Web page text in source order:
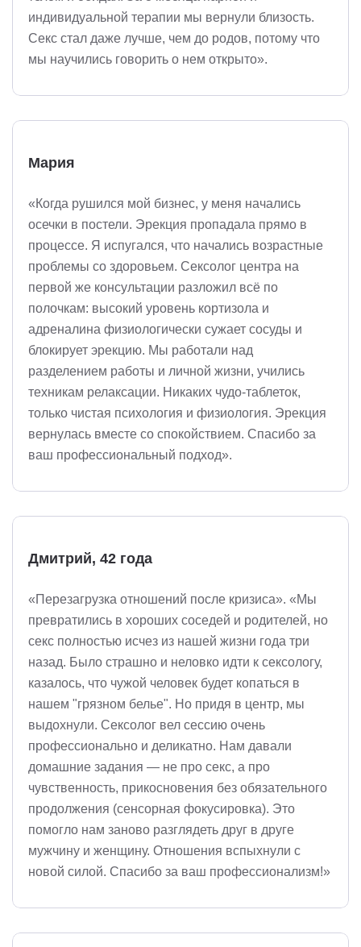
индивидуальной терапии мы вернули близость.
Секс стал даже лучше, чем до родов, потому что
мы научились говорить о нем открыто».
Мария
«Когда рушился мой бизнес, у меня начались
осечки в постели. Эрекция пропадала прямо в
процессе. Я испугался, что начались возрастные
проблемы со здоровьем. Сексолог центра на
первой же консультации разложил всё по
полочкам: высокий уровень кортизола и
адреналина физиологически сужает сосуды и
блокирует эрекцию. Мы работали над
разделением работы и личной жизни, учились
техникам релаксации. Никаких чудо-таблеток,
только чистая психология и физиология. Эрекция
вернулась вместе со спокойствием. Спасибо за
ваш профессиональный подход».
Дмитрий, 42 года
«Перезагрузка отношений после кризиса». «Мы
превратились в хороших соседей и родителей, но
секс полностью исчез из нашей жизни года три
назад. Было страшно и неловко идти к сексологу,
казалось, что чужой человек будет копаться в
нашем "грязном белье". Но придя в центр, мы
выдохнули. Сексолог вел сессию очень
профессионально и деликатно. Нам давали
домашние задания — не про секс, а про
чувственность, прикосновения без обязательного
продолжения (сенсорная фокусировка). Это
помогло нам заново разглядеть друг в друге
мужчину и женщину. Отношения вспыхнули с
новой силой. Спасибо за ваш профессионализм!»